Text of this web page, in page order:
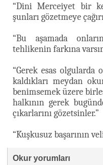
“Dini Merceiyet bir
şunları gözetmeye
“Bu aşamada
tehlikenin farkına
“Gerek esas olgularda
kaldıkları meydan
benimsemek üzere
halkının gerek
çıkarlarını gözetsinler.”
“Kuşkusuz başarının
Okur yorumları